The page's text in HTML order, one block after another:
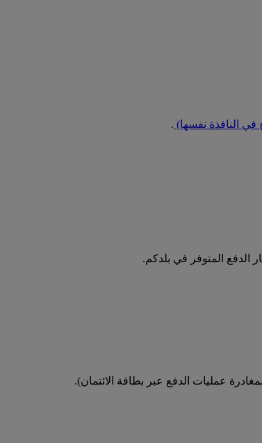
في النافذة نفسها) .
الدفع المتوفر في بلدكم.
عمليات الدفع عبر بطاقة الائتمان).